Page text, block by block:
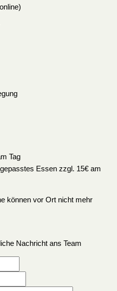
Tag
Essen zzgl. 15€ am
können vor Ort nicht mehr
Nachricht ans Team